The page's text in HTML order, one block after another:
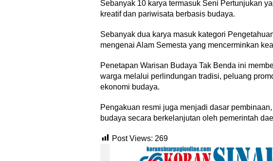
Sebanyak 10 karya termasuk Seni Pertunjukan
kreatif dan pariwisata berbasis budaya.
Sebanyak dua karya masuk kategori
mengenai Alam Semesta yang mencerminkan
Penetapan Warisan Budaya Tak Benda ini
warga melalui perlindungan tradisi, peluang
ekonomi budaya.
Pengakuan resmi juga menjadi dasar
budaya secara berkelanjutan oleh pemerintah
Post Views: 269
Menjadi Guru Inspiratif
Menyenangkan